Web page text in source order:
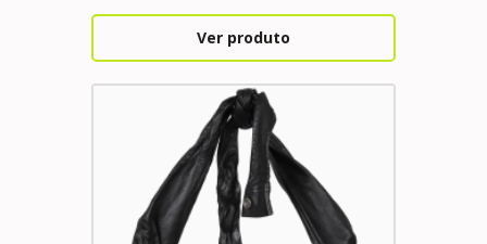
Ver produto